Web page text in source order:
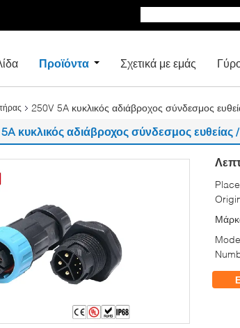
Προϊόντα Σχετικά με εμάς
250V 5A κυκλικός αδιάβροχος σύνδεσμος
κυκλικός αδιάβροχος σύνδεσμος ευθείας